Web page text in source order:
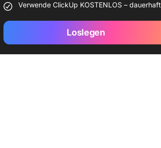
Verwende ClickUp KOSTENLOS – dauerhaft
Loslegen